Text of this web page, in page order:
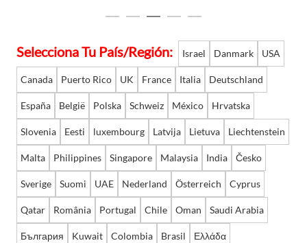
Selecciona Tu País/Región: Israel Danmark USA
Canada Puerto Rico UK France Italia Deutschland
España België Polska Schweiz México Hrvatska
Slovenia Eesti luxembourg Latvija Lietuva Liechtenstein
Malta Philippines Singapore Malaysia India Česko
Sverige Suomi UAE Nederland Österreich Cyprus
Qatar România Portugal Chile Oman Saudi Arabia
България Kuwait Colombia Brasil Ελλάδα